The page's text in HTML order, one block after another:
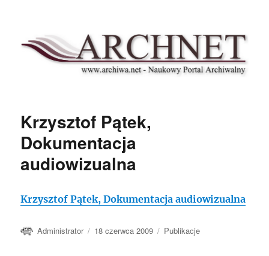
Archnet
Krzysztof Pątek,
Dokumentacja
audiowizualna
Krzysztof Pątek, Dokumentacja audiowizualna
Autor
Administrator
Data
18 czerwca 2009 Kategorie
Publikacje